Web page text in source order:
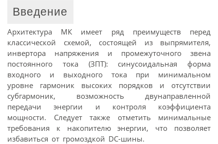
Введение
Архитектура МК имеет ряд преимуществ перед
классической схемой, состоящей из выпрямителя,
инвертора напряжения и промежуточного звена
постоянного тока (ЗПТ): синусоидальная форма
входного и выходного тока при минимальном
уровне гармоник высоких порядков и отсутствии
субгармоник, возможность двунаправленной
передачи энергии и контроля коэффициента
мощности. Следует также отметить минимальные
требования к накопителю энергии, что позволяет
избавиться от громоздкой DC-шины.